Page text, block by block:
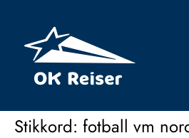
Stikkord: fotball vm